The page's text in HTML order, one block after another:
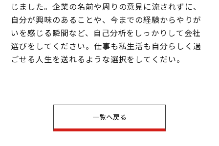
じました。企業の名前や周りの意見に流されずに、
自分が興味のあることや、今までの経験からやりが
いを感じる瞬間など、自己分析をしっかりして会社
選びをしてください。仕事も私生活も自分らしく過
ごせる人生を送れるような選択をしてくだい。
一覧へ戻る